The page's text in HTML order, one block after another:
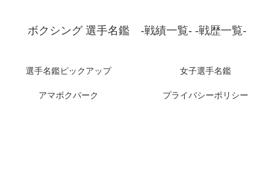
ボクシング 選手名鑑 -戦績一覧- -戦歴一覧-
選手名鑑ピックアップ 女子選手名鑑
アマボクパーク プライバシーポリシー